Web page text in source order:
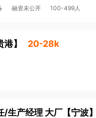
融资未公开 100-499人
港】 20-28k
/生产经理 大厂 【宁波】